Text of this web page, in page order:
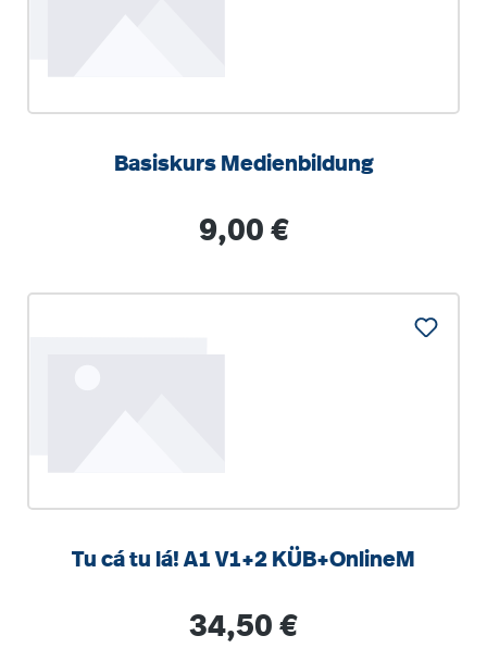
Basiskurs Medienbildung
Regulärer Preis:
9,00 €
Tu cá tu lá! A1 V1+2 KÜB+OnlineM
Regulärer Preis:
34,50 €